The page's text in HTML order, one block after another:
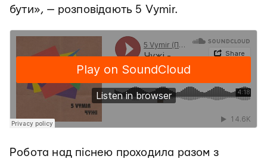
бути», — розповідають 5 Vymir.
Робота над піснею проходила разом з